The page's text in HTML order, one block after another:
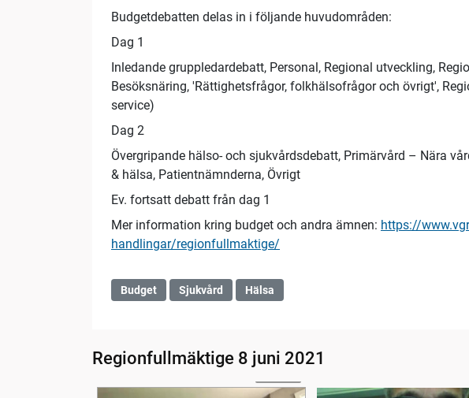
Budgetdebatten delas in i följande huvudområden:
Dag 1
Inledande gruppledardebatt, Personal, Regional utveckling,
Besöksnäring, 'Rättighetsfrågor, folkhälsofrågor och övrigt',
service)
Dag 2
Övergripande hälso- och sjukvårdsdebatt, Primärvård – Nära
& hälsa, Patientnämnderna, Övrigt
Ev. fortsatt debatt från dag 1
Mer information kring budget och andra ämnen: https://
handlingar/regionfullmaktige/
Budget Sjukvård Hälsa
Regionfullmäktige 8 juni 2021